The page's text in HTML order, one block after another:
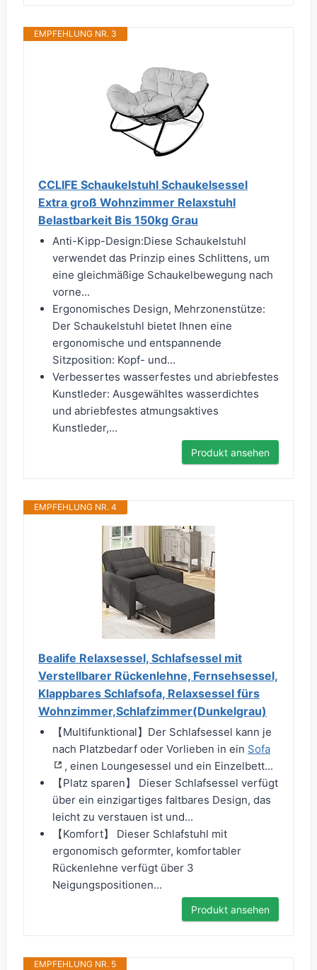
EMPFEHLUNG NR. 3
CCLIFE Schaukelstuhl Schaukelsessel
Extra groß Wohnzimmer Relaxstuhl
Belastbarkeit Bis 150kg Grau
Anti-Kipp-Design:Diese Schaukelstuhl
verwendet das Prinzip eines Schlittens, um
eine gleichmäßige Schaukelbewegung nach
vorne...
Ergonomisches Design, Mehrzonenstütze:
Der Schaukelstuhl bietet Ihnen eine
ergonomische und entspannende
Sitzposition: Kopf- und...
Verbessertes wasserfestes und abriebfestes
Kunstleder: Ausgewähltes wasserdichtes
und abriebfestes atmungsaktives
Kunstleder,...
Produkt ansehen
EMPFEHLUNG NR. 4
Bealife Relaxsessel, Schlafsessel mit
Verstellbarer Rückenlehne, Fernsehsessel,
Klappbares Schlafsofa, Relaxsessel fürs
Wohnzimmer,Schlafzimmer(Dunkelgrau)
【Multifunktional】Der Schlafsessel kann je
nach Platzbedarf oder Vorlieben in ein Sofa
, einen Loungesessel und ein Einzelbett...
【Platz sparen】 Dieser Schlafsessel verfügt
über ein einzigartiges faltbares Design, das
leicht zu verstauen ist und...
【Komfort】 Dieser Schlafstuhl mit
ergonomisch geformter, komfortabler
Rückenlehne verfügt über 3
Neigungspositionen...
Produkt ansehen
EMPFEHLUNG NR. 5